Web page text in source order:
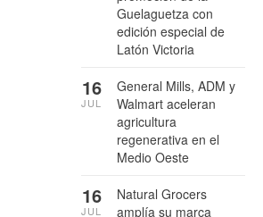
Guelaguetza con
edición especial de
Latón Victoria
General Mills, ADM y
Walmart aceleran
agricultura
regenerativa en el
Medio Oeste
16
JUL
Natural Grocers
amplía su marca
16
JUL